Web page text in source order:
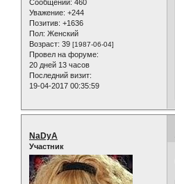
Сообщений: 460
Уважение: +244
Позитив: +1636
Пол: Женский
Возраст: 39 [1987-06-04]
Провел на форуме:
20 дней 13 часов
Последний визит:
19-04-2017 00:35:59
NaDyA
Участник